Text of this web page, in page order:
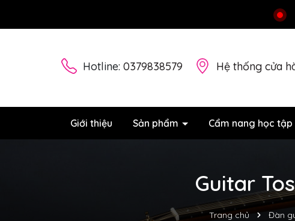
Rất
Hotline: 0379838579 Hệ thống cửa
Giới thiệu Sản phẩm Cẩm nang học tập
Guitar
Trang chủ Đàn